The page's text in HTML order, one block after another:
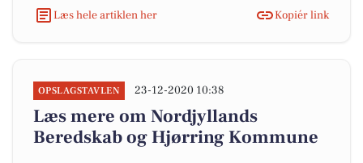
Læs hele artiklen her
Kopiér link
OPSLAGSTAVLEN 23-12-2020 10:38
Læs mere om Nordjyllands
Beredskab og Hjørring Kommune